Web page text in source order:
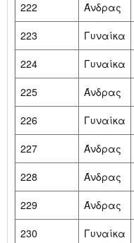
222
Άνδρας
223
Γυναίκα
224
Γυναίκα
225
Άνδρας
226
Γυναίκα
227
Άνδρας
228
Άνδρας
229
Άνδρας
230
Γυναίκα